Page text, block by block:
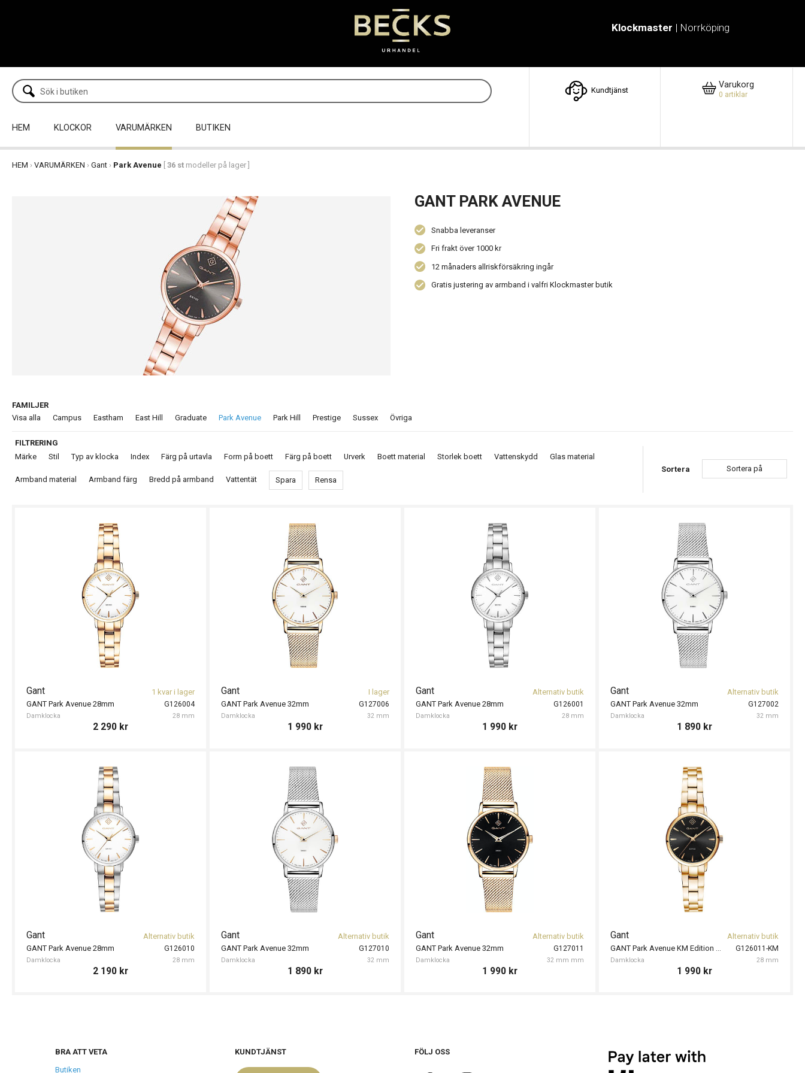
Klockmaster | Norrköping
Kundtjänst
Varukorg
0 artiklar
HEM KLOCKOR VARUMÄRKEN BUTIKEN
HEM › VARUMÄRKEN › Gant › Park Avenue [ 36 st modeller på lager ]
GANT PARK AVENUE
Snabba leveranser
Fri frakt över 1000 kr
12 månaders allriskförsäkring ingår
Gratis justering av armband i valfri Klockmaster butik
FAMILJER
Visa alla
Campus Eastham East Hill Graduate Park Avenue Park Hill Prestige Sussex Övriga
FILTRERING
Märke
Stil Typ av klocka Index Färg på urtavla Form på boett Färg på boett Urverk Boett material Storlek boett Vattenskydd Glas material
Armband material Armband färg Bredd på armband Vattentät Spara Rensa
Sortera Sortera på
G126004
Gant
Damklocka 28 mm
GANT Park Avenue 28mm
1 kvar i lager
2 290 kr
G127006
Gant
Damklocka 32 mm
GANT Park Avenue 32mm
I lager
1 990 kr
G126001
Gant
Damklocka 28 mm
GANT Park Avenue 28mm
Alternativ butik
1 990 kr
G127002
Gant
Damklocka 32 mm
GANT Park Avenue 32mm
Alternativ butik
1 890 kr
G126010
Gant
Damklocka 28 mm
GANT Park Avenue 28mm
Alternativ butik
2 190 kr
G127010
Gant
Damklocka 32 mm
GANT Park Avenue 32mm
Alternativ butik
1 890 kr
G127011
Gant
Damklocka 32 mm mm
GANT Park Avenue 32mm
Alternativ butik
1 990 kr
G126011-KM
Gant
Damklocka 28 mm
Alternativ butik
1 990 kr
BRA ATT VETA
Butiken
KUNDTJÄNST FÖLJ OSS